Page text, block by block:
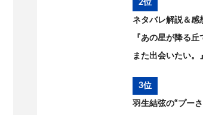
2位
ネタバレ解説＆感
『あの星が降る丘
また出会いたい。
3位
羽生結弦の“プー